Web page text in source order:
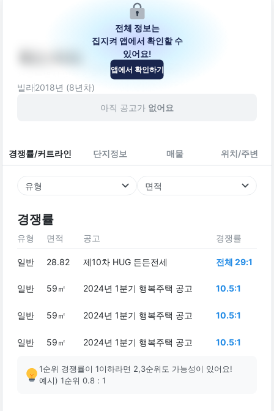
서울특별시 양천구 목동중앙서로7다길 45
빌라2018년 (8년차)
아직 공고가 없어요
경쟁률/커트라인 단지정보 매물 위치/주변
유형 면적
경쟁률
전체 정보는
집지켜 앱에서 확인할 수
있어요!
앱에서 확인하기
유형 면적 공고 경쟁률
일반 28.82 제10차 HUG 든든전세 전체 29:1
일반 59㎡ 2024년 1분기 행복주택 공고 10.5:1
일반 59㎡ 2024년 1분기 행복주택 공고 10.5:1
일반 59㎡ 2024년 1분기 행복주택 공고 10.5:1
1순위 경쟁률이 1이하라면 2,3순위도 가능성이 있어요!
예시) 1순위 0.8 : 1